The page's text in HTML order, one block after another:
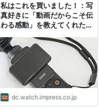
私はこれを買いました！：写
真好きに「動画だからこそ伝
わる感動」を教えてくれた1
3（福島晃）
dc.watch.impress.co.jp